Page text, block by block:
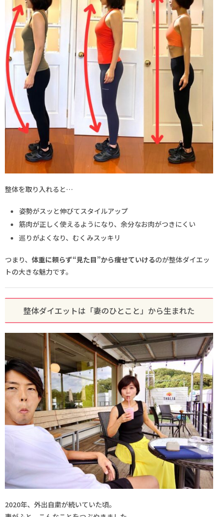
整体を取り入れると…
姿勢がスッと伸びてスタイルアップ
筋肉が正しく使えるようになり、余分なお肉がつきにくい
巡りがよくなり、むくみスッキリ
つまり、 体重に頼らず“見た目”から痩せていけるのが整体ダイエッ
トの大きな魅力です。
整体ダイエットは「妻のひとこと」から生まれた
2020年、外出自粛が続いていた頃。